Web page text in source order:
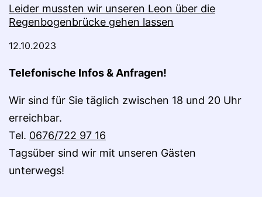
Leider mussten wir unseren Leon über die
Regenbogenbrücke gehen lassen
12.10.2023
Telefonische Infos & Anfragen!
Wir sind für Sie täglich zwischen 18 und 20 Uhr
erreichbar.
Tel. 0676/722 97 16
Tagsüber sind wir mit unseren Gästen
unterwegs!